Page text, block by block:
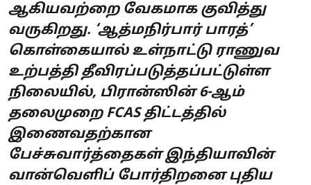
ஆகியவற்றை வேகமாக குவித்து
வருகிறது. ‘ஆத்மநிர்பார் பாரத்’
கொள்கையால் உள்நாட்டு ராணுவ
உற்பத்தி தீவிரப்படுத்தப்பட்டுள்ள
நிலையில், பிரான்ஸின் 6-ஆம்
தலைமுறை FCAS திட்டத்தில்
இணைவதற்கான
பேச்சுவார்த்தைகள் இந்தியாவின்
வான்வெளிப் போர்திறனை புதிய